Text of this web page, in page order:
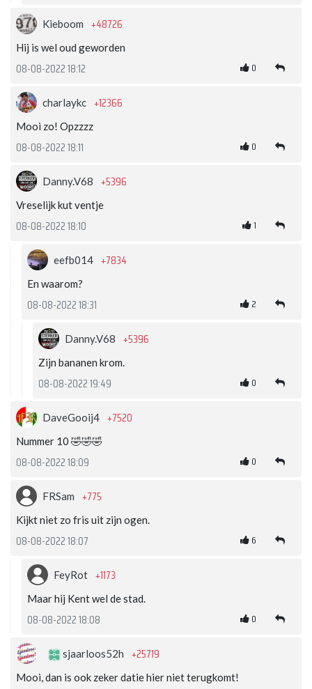
Kieboom +48726
Hij is wel oud geworden
08-08-2022 18:12 0
charlaykc +12366
Mooi zo! Opzzzz
08-08-2022 18:11 0
Danny.V68 +5396
Vreselijk kut ventje
08-08-2022 18:10 1
eefb014 +7834
En waarom?
08-08-2022 18:31 2
Danny.V68 +5396
Zijn bananen krom.
08-08-2022 19:49 0
DaveGooij4 +7520
Nummer 10 🤣🤣🤣
08-08-2022 18:09 0
FRSam +775
Kijkt niet zo fris uit zijn ogen.
08-08-2022 18:07 6
FeyRot +1173
Maar hij Kent wel de stad.
08-08-2022 18:08 0
sjaarloos52h +25719
Mooi, dan is ook zeker datie hier niet terugkomt!